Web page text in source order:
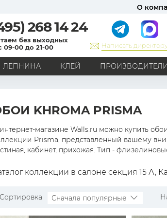
О
268 14 24
без выходных
09-00 до 21-00
Написать
ЛЕПНИНА КЛЕЙ ПРОИЗВОДИТЕЛИ
Классика
Английский стиль
Скандинавский стиль
Японский стиль
РИСУНОК
С вензелями
С надписями
Однотонные
KHROMA PRISMA
магазине Walls.ru можно купить
Prisma, представленный вашему
кабинет, прихожая. Тип -
коллекции в салоне секция 15 А,
Сортировка Сначала популярные